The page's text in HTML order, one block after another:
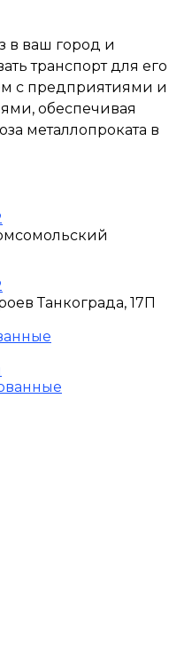
в ваш город и
транспорт для его
с предприятиями и
обеспечивая
металлопроката в
Танкограда, 17П